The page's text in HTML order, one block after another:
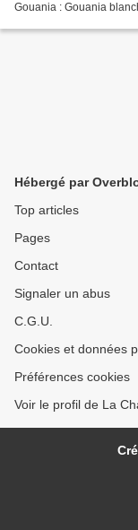
Gouania : Gouania
Hébergé par
Top articles
Pages
Contact
Signaler un abus
C.G.U.
Cookies et données
Préférences cookies
Voir le profil de La